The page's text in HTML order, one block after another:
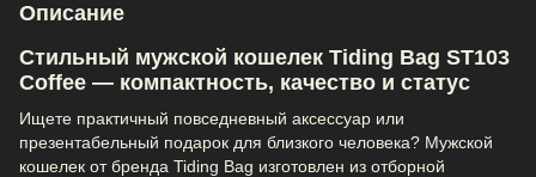
Описание
Стильный мужской кошелек Tiding Bag ST103
Coffee — компактность, качество и статус
Ищете практичный повседневный аксессуар или
презентабельный подарок для близкого человека? Мужской
кошелек от бренда Tiding Bag изготовлен из отборной